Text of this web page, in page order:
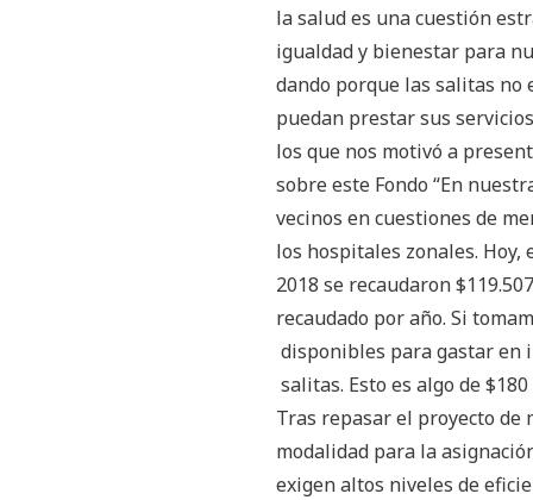
la salud es una cuestión
igualdad y bienestar para
dando porque las salitas no
puedan prestar sus
los que nos motivó a
sobre este Fondo “En
vecinos en cuestiones de
los hospitales zonales.
2018 se recaudaron
recaudado por año. Si
disponibles para gastar en
salitas. Esto es algo de
Tras repasar el proyecto
modalidad para la
exigen altos niveles de